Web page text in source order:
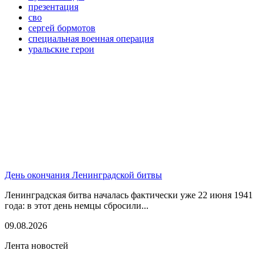
презентация
сво
сергей бормотов
специальная военная операция
уральские герои
День окончания Ленинградской битвы
Ленинградская битва началась фактически уже 22 июня 1941
года: в этот день немцы сбросили...
09.08.2026
Лента новостей